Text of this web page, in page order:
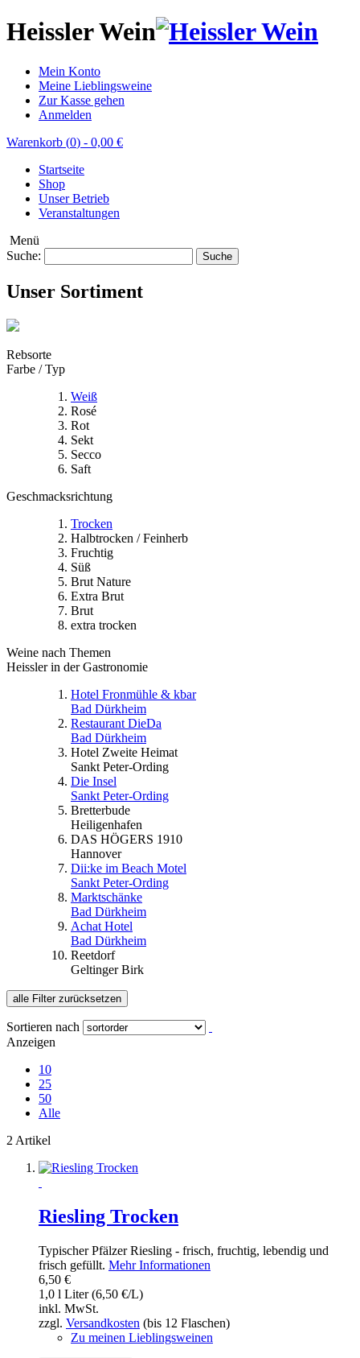
Heissler Wein
Mein Konto
Meine Lieblingsweine
Zur Kasse gehen
Anmelden
Warenkorb (0) - 0,00 €
Startseite
Shop
Unser Betrieb
Veranstaltungen
Menü
Suche:
Suche
Unser Sortiment
Rebsorte
Farbe / Typ
Weiß
Rosé
Rot
Sekt
Secco
Saft
Geschmacksrichtung
Trocken
Halbtrocken / Feinherb
Fruchtig
Süß
Brut Nature
Extra Brut
Brut
extra trocken
Weine nach Themen
Heissler in der Gastronomie
Hotel Fronmühle & kbar
Bad Dürkheim
Restaurant DieDa
Bad Dürkheim
Hotel Zweite Heimat
Sankt Peter-Ording
Die Insel
Sankt Peter-Ording
Bretterbude
Heiligenhafen
DAS HÖGERS 1910
Hannover
Dii:ke im Beach Motel
Sankt Peter-Ording
Marktschänke
Bad Dürkheim
Achat Hotel
Bad Dürkheim
Reetdorf
Geltinger Birk
alle Filter zurücksetzen
Sortieren nach
Anzeigen
10
25
50
Alle
2 Artikel
Riesling Trocken
Typischer Pfälzer Riesling - frisch, fruchtig, lebendig und
frisch gefüllt. Mehr Informationen
6,50 €
1,0 l Liter (6,50 €/L)
inkl. MwSt.
zzgl. Versandkosten (bis 12 Flaschen)
Zu meinen Lieblingsweinen